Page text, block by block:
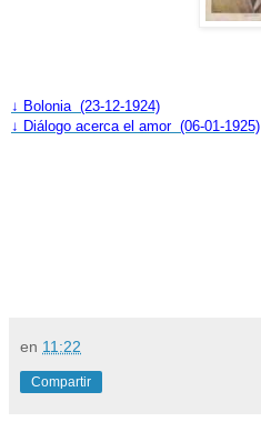
↓ Bolonia (23-12-1924)
↓ Diálogo acerca el amor (06-01-1925)
en 11:22
Compartir